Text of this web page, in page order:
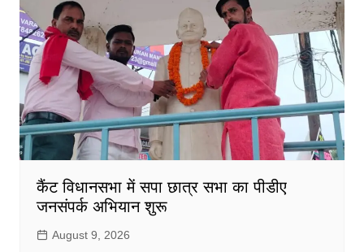
कैंट विधानसभा में सपा छात्र सभा का पीडीए
जनसंपर्क अभियान शुरू
August 9, 2026